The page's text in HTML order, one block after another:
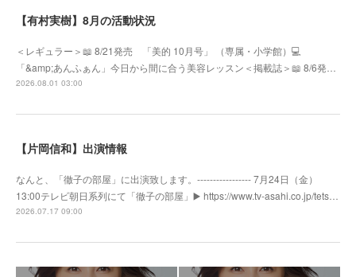
【有村実樹】8月の活動状況
＜レギュラー＞📖 8/21発売 「美的 10月号」 （専属・小学館）💻
「&amp;あんふぁん」今日から間に合う美容レッスン＜掲載誌＞📖 8/6発…
2026.08.01 03:00
【片岡信和】出演情報
なんと、「徹子の部屋」に出演致します。----------------- 7月24日（金）
13:00テレビ朝日系列にて「徹子の部屋」▶️ https://www.tv-asahi.co.jp/tets…
2026.07.17 09:00